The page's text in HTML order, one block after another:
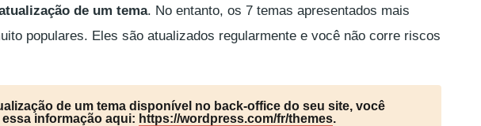
de um tema. No entanto, os 7 temas apresentados mais
populares. Eles são atualizados regularmente e você não corre riscos
de um tema disponível no back-office do seu site, você
informação aqui: https://wordpress.com/fr/themes.